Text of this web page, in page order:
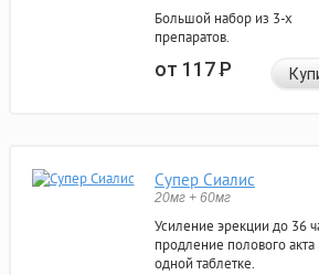
Большой набор из 3-х
препаратов.
от 117Р
Супер Сиалис
20мг + 60мг
Усиление эрекции до 36
продление полового акта
одной таблетке.